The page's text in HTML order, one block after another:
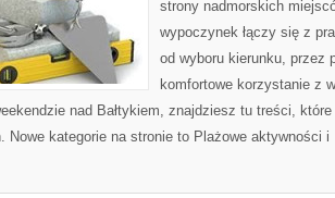
strony nadmorskich
wypoczynek łączy się z
od wyboru kierunku, przez
komfortowe korzystanie z
nad Bałtykiem, znajdziesz tu treści,
Nowe kategorie na stronie to Plażowe aktywności i